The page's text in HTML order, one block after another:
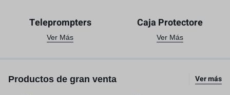
Teleprompters
Ver Más
Caja Protectore
Ver Más
Productos de gran venta Ver más